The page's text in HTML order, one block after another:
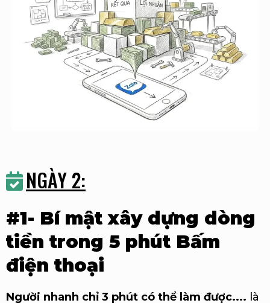
NGÀY 2:
#1- Bí mật xây dựng dòng
tiền trong 5 phút Bấm
điện thoại
Người nhanh chỉ 3 phút có thể làm được.... là